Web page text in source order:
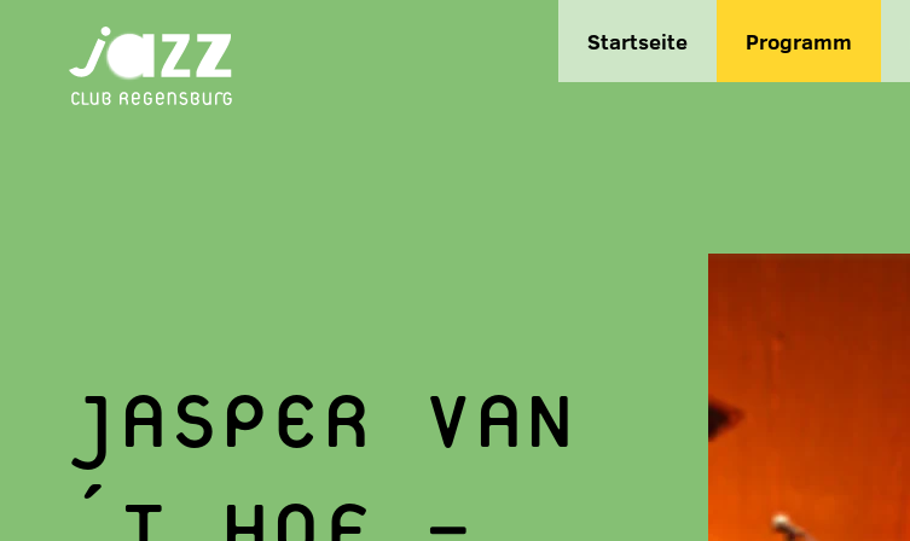
Startseite Programm
JASPER VAN